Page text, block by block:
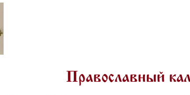
Православный